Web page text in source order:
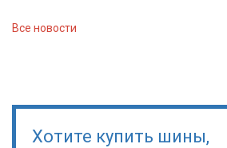
Все новости
Хотите купить шины,